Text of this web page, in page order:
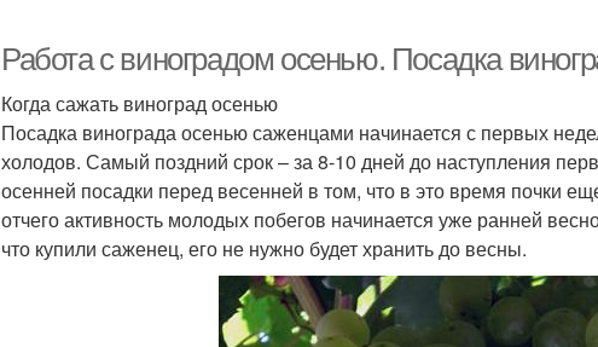
Работа с виноградом осенью. Посадка
Когда сажать виноград осенью
Посадка винограда осенью саженцами начинается с первых
холодов. Самый поздний срок – за 8-10 дней до наступления
осенней посадки перед весенней в том, что в это время почки
отчего активность молодых побегов начинается уже ранней
что купили саженец, его не нужно будет хранить до весны.